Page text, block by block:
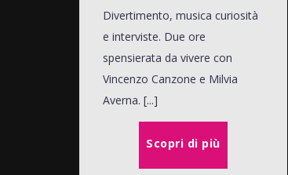
Divertimento, musica curiosità
e interviste. Due ore
spensierata da vivere con
Vincenzo Canzone e Milvia
Averna. [...]
Scopri di più